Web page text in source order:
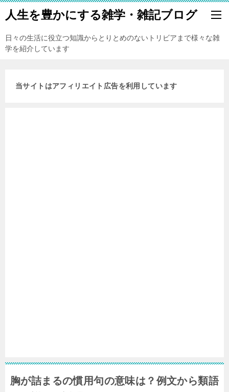
人生を豊かにする雑学・雑記ブログ
日々の生活に役立つ知識からとりとめのないトリビアまで様々な雑
学を紹介しています
当サイトはアフィリエイト広告を利用しています
胸が詰まるの慣用句の意味は？例文から類語